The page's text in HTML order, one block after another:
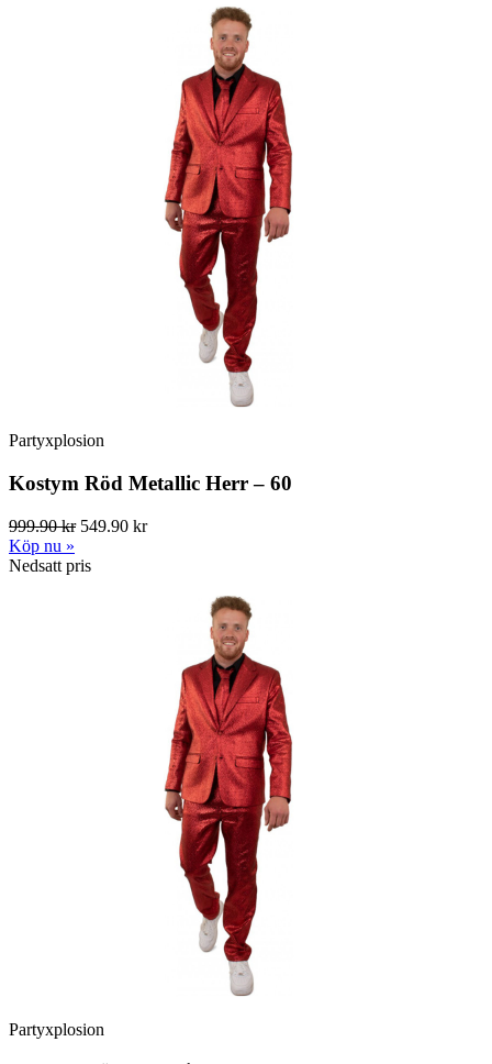
Partyxplosion
Kostym Röd Metallic Herr – 60
999.90 kr549.90 kr
Köp nu »
Nedsatt pris
Partyxplosion